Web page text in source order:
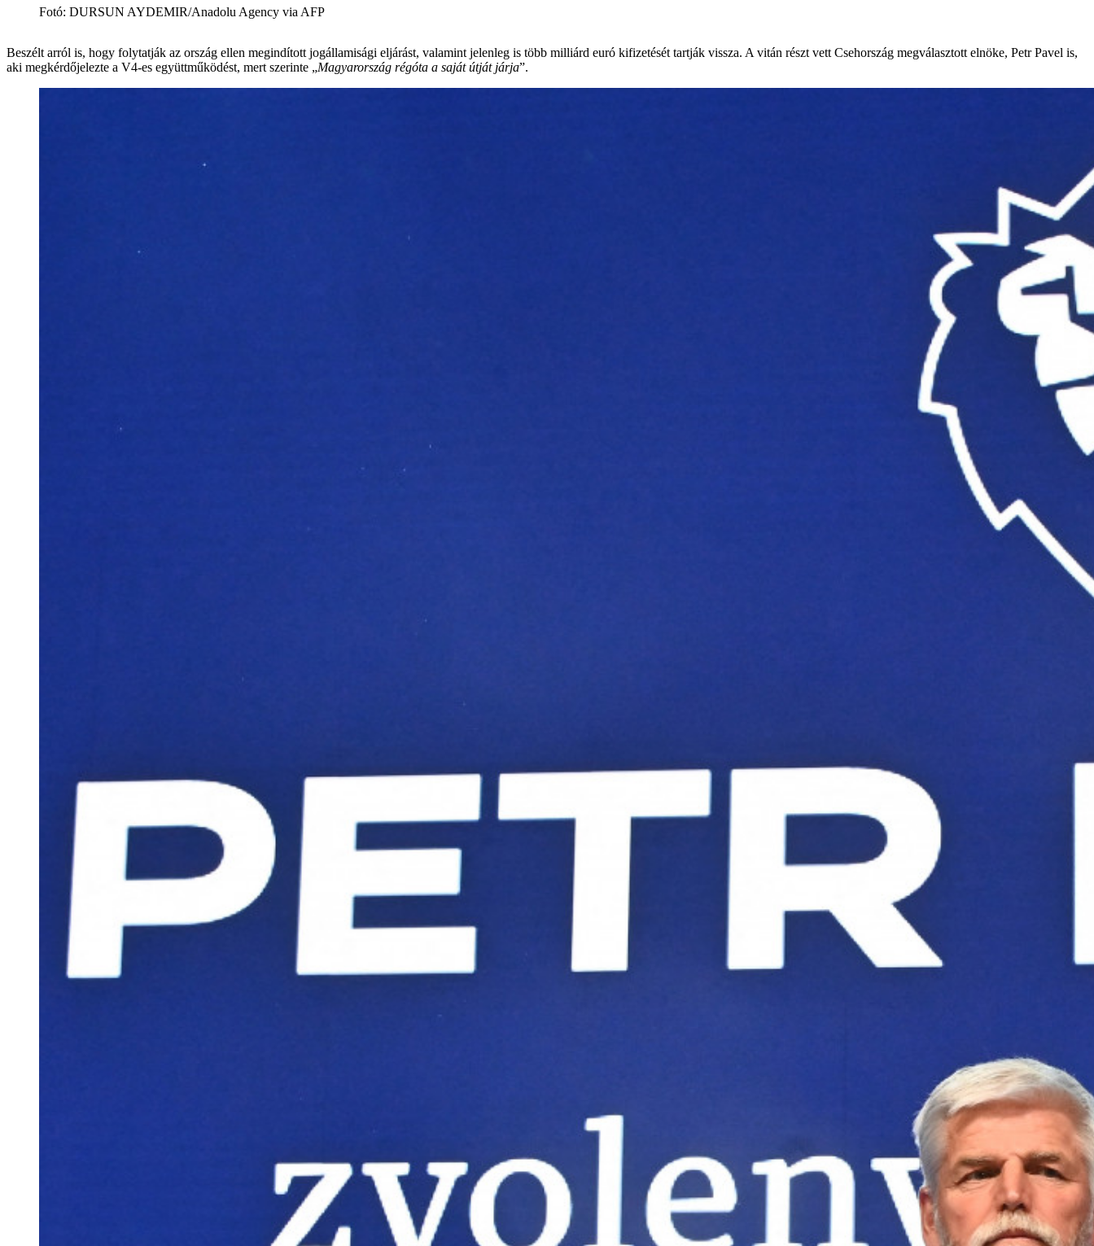
Fotó: DURSUN AYDEMIR/Anadolu Agency via AFP
Beszélt arról is, hogy folytatják az ország ellen megindított jogállamisági eljárást, valamint jelenleg is több milliárd euró kifizetését tartják vissza. A vitán részt vett Csehország megválasztott elnöke, Petr Pavel is,
aki megkérdőjelezte a V4-es együttműködést, mert szerinte „Magyarország régóta a saját útját járja”.